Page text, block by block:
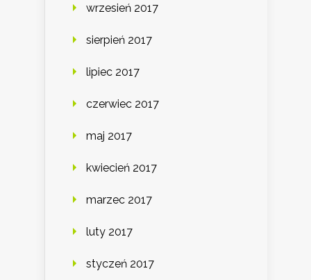
wrzesień 2017
sierpień 2017
lipiec 2017
czerwiec 2017
maj 2017
kwiecień 2017
marzec 2017
luty 2017
styczeń 2017